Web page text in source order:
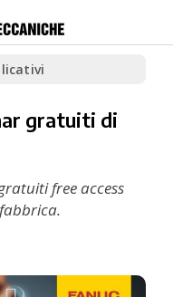
gratuiti di
free access